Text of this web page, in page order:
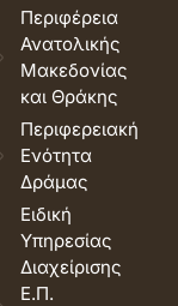
Περιφέρεια
Ανατολικής
Μακεδονίας
και Θράκης
Περιφερειακή
Ενότητα
Δράμας
Ειδική
Υπηρεσίας
Διαχείρισης
Ε.Π.